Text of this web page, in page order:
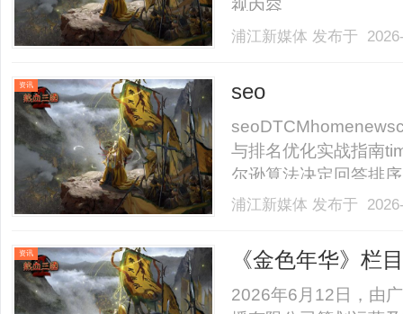
视内容。......
浦江新媒体 发布于
资讯 seo
与排名优化实战指南
尔逊算法决定回答排
更重要，反对票会显
索.........
浦江新媒体 发布于
资讯
《金色年华》栏
凡人
2026年6月12日，由